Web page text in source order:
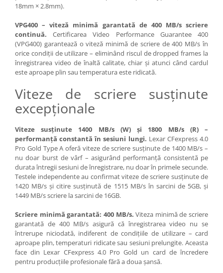
Tablete grafice
filtre
Alimentatoare 220V
Cabluri
Carcase de tip Cage, pentru
complexe
Curatare Senzor
Huse de ploaie
Microfoane / Reportofoane
Nivela patina
Ocular
Transmitator de fisiere fara fir
Vizor
Genti, Rucsacuri, Troller foto
Genti foto
Genti Holster TopLoader
Genti, Troller Video
18mm × 2.8mm).
VPG400 – viteză minimă garantată de 400 MB/s scriere
continuă. Certificarea Video Performance Guarantee 400
(VPG400) garantează o viteză minimă de scriere de 400 MB/s în
orice condiții de utilizare – eliminând riscul de dropped frames la
înregistrarea video de înaltă calitate, chiar și atunci când cardul
este aproape plin sau temperatura este ridicată.
Viteze de scriere susținute
excepționale
Viteze susținute 1400 MB/s (W) și 1800 MB/s (R) –
performanță constantă în sesiuni lungi. Lexar CFexpress 4.0
Pro Gold Type A oferă viteze de scriere susținute de 1400 MB/s –
nu doar burst de vârf – asigurând performanță consistentă pe
durata întregii sesiuni de înregistrare, nu doar în primele secunde.
Testele independente au confirmat viteze de scriere susținute de
1420 MB/s și citire susținută de 1515 MB/s în sarcini de 5GB, și
1449 MB/s scriere la sarcini de 16GB.
Scriere minimă garantată: 400 MB/s. Viteza minimă de scriere
garantată de 400 MB/s asigură că înregistrarea video nu se
întrerupe niciodată, indiferent de condițiile de utilizare – card
aproape plin, temperaturi ridicate sau sesiuni prelungite. Aceasta
face din Lexar CFexpress 4.0 Pro Gold un card de încredere
pentru producțiile profesionale fără a doua șansă.